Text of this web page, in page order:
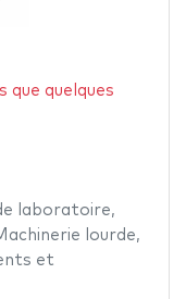
que quelques
laboratoire,
lourde,
et